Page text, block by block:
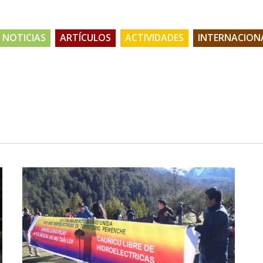
NOTICIAS ARTÍCULOS ACTIVIDADES